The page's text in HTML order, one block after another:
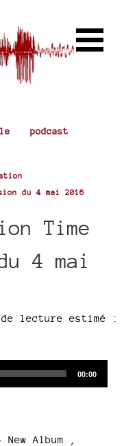
podcast
du 4 mai 2016
Time
4 mai
lecture estimé :
Total
00:00
Album ,